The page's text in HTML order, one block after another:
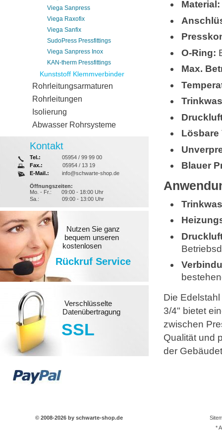
Material:
O-Ring:
Max.
Lösbare
Blauer
Die
3/4" bietet
zwischen
Qualität und
der
Viega Sanpress
Viega Raxofix
Viega Sanfix
SudoPress Pressfittings
Viega Sanpress Inox
KAN-therm Pressfittings
Kunststoff Klemmverbinder
Rohrleitungsarmaturen
Rohrleitungen
Isolierung
Abwasser Rohrsysteme
Kontakt
Tel.:
05954 / 99 99 00
Fax.:
05954 / 13 19
E-Mail.:
info@schwarte-shop.de
Öffnungszeiten:
Mo. - Fr.:
09:00 - 18:00 Uhr
Sa.:
09:00 - 13:00 Uhr
Nutzen Sie ganz
bequem unseren
kostenlosen
Rückruf Service
Verschlüsselte
Datenübertragung
SSL
© 2008-2026 by schwarte-shop.de
*